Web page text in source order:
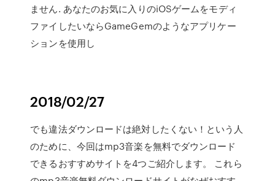
ません. あなたのお気に入りのiOSゲームをモディ
ファイしたいならGameGemのようなアプリケー
ションを使用し
2018/02/27
でも違法ダウンロードは絶対したくない！という人
のために、今回はmp3音楽を無料でダウンロード
できるおすすめサイトを4つご紹介します。 これら